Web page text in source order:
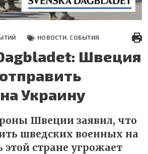
НОВОСТИ. СОБЫТИЯ
Швеция
Украину
Швеции заявил, что
шведских военных на
этой стране угрожает